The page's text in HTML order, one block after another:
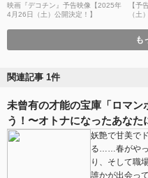
映画『デコチン』予告映像【2025年
4月26日（土）公開決定！】
【予
（土
も
関連記事 1件
未曾有の才能の宝庫「ロマン
う！〜オトナになったあなた
妖艶で甘美で
る……春がやっ
り、そして職
誰かが出会っ